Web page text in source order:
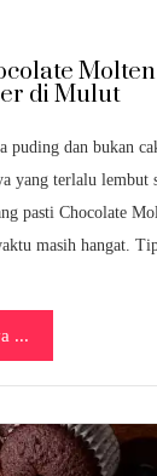
di Mulut
puding dan bukan
yang terlalu lembut
pasti Chocolate
masih hangat.
...